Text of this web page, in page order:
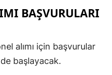
BAŞVURULARI
alımı için başvurular
başlayacak.